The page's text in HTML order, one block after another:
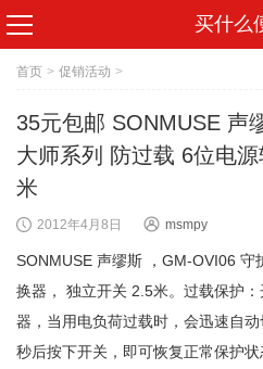
买什么
首页 > 促销活动 >
35元包邮 SONMUSE 声
大师系列 防过载 6位电
米
2012年4月8日 msmpy
SONMUSE 声缪斯 ，GM-OVI06
换器， 独立开关 2.5米。过载保护
器，当用电负荷过载时，会迅速自
秒后按下开关，即可恢复正常保护